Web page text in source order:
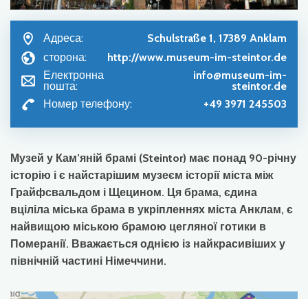
Адреса:
Schulstraße 1, 17389 Anklam
сторона:
http://www.museum-im-steintor.de
Електронна
пошта:
info@museum-im-
steintor.de
Номер телефону:
+49 3971 245503
Музей у Кам’яній брамі (Steintor) має понад 90-річну
історію і є найстарішим музеєм історії міста між
Грайфсвальдом і Щецином. Ця брама, єдина
вціліла міська брама в укріпленнях міста Анклам, є
найвищою міською брамою цегляної готики в
Померанії. Вважається однією із найкрасивіших у
північній частині Німеччини.